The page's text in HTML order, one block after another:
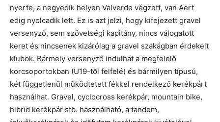
nyerte, a negyedik helyen Valverde végzett, van Aert
edig nyolcadik lett. Ez is azt jelzi, hogy kifejezett gravel
versenyző, sem szövetségi kapitány, nincs válogatott
keret és nincsenek kizárólag a gravel szakágban érdekelt
klubok. Bármely versenyző indulhat a megfelelő
korcsoportokban (U19-től felfelé) és bármilyen típusú,
két függetlenül működtetett fékkel rendelkező kerékpárt
használhat. Gravel, cyclocross kerékpár, mountain bike,
hibrid kerékpár stb. használható, a tandem,